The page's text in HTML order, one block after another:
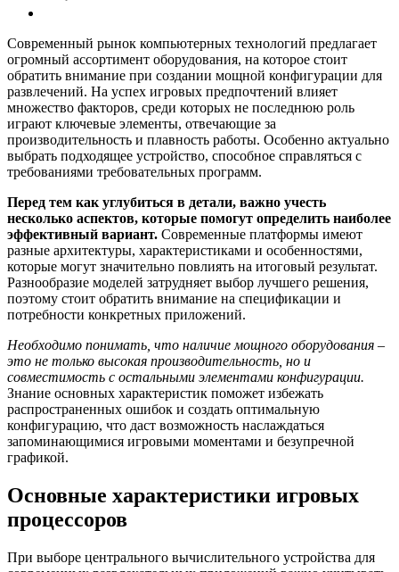
Современный рынок компьютерных технологий предлагает
огромный ассортимент оборудования, на которое стоит
обратить внимание при создании мощной конфигурации для
развлечений. На успех игровых предпочтений влияет
множество факторов, среди которых не последнюю роль
играют ключевые элементы, отвечающие за
производительность и плавность работы. Особенно актуально
выбрать подходящее устройство, способное справляться с
требованиями требовательных программ.
Перед тем как углубиться в детали, важно учесть
несколько аспектов, которые помогут определить наиболее
эффективный вариант. Современные платформы имеют
разные архитектуры, характеристиками и особенностями,
которые могут значительно повлиять на итоговый результат.
Разнообразие моделей затрудняет выбор лучшего решения,
поэтому стоит обратить внимание на спецификации и
потребности конкретных приложений.
Необходимо понимать, что наличие мощного оборудования –
это не только высокая производительность, но и
совместимость с остальными элементами конфигурации.
Знание основных характеристик поможет избежать
распространенных ошибок и создать оптимальную
конфигурацию, что даст возможность наслаждаться
запоминающимися игровыми моментами и безупречной
графикой.
Основные характеристики игровых
процессоров
При выборе центрального вычислительного устройства для